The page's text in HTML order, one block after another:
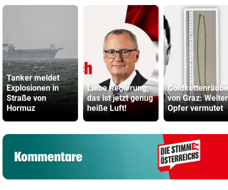
Tanker meldet
Explosionen in
Straße von
Hormuz
Liebe Regierung,
das ist jetzt genug
heiße Luft!
von Graz:
Opfer vermutet